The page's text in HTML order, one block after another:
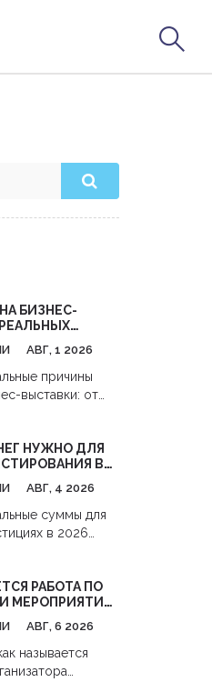
БИЗНЕС-
АВГ, 1 2026
причины
выставки: от
максимум
затраты.
НУЖНО ДЛЯ
В
НУЛЯАВГ, 4 2026
суммы для
в 2026
и
льготы.
РАБОТА ПО
МЕРОПРИЯТИЙ:
АВГ, 6 2026
называется